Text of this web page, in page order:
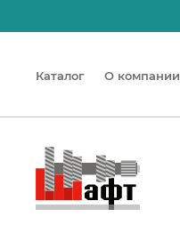
Каталог О компании